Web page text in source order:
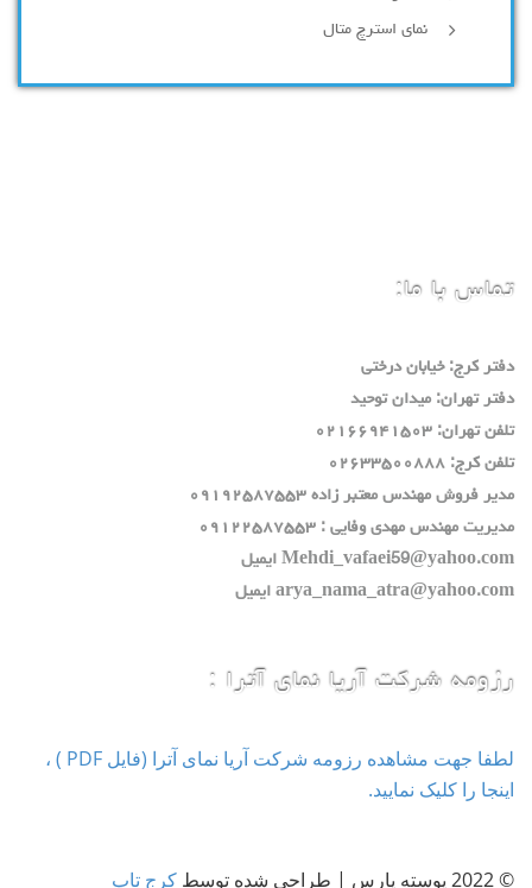
نمای استرچ متال
تماس با ما:
دفتر كرج: خيابان درختي
دفتر تهران: ميدان توحيد
تلفن تهران: ٠٢١٦٦٩٤١٥٠٣
تلفن كرج: ٠٢٦٣٣٥٠٠٨٨٨
مدير فروش مهندس معتبر زاده ٠٩١٩٢٥٨٧٥٥٣
مديريت مهندس مهدي وفايي : ٠٩١٢٢٥٨٧٥٥٣
Mehdi_vafaei59@yahoo.com ايميل
arya_nama_atra@yahoo.com ايميل
رزومه شرکت آریا نمای آترا :
لطفا جهت مشاهده رزومه شرکت آریا نمای آترا (فایل PDF ) ،
اینجا را کلیک نمایید.
© 2022 پوسته پارس | طراحی شده توسط کرج تاپ